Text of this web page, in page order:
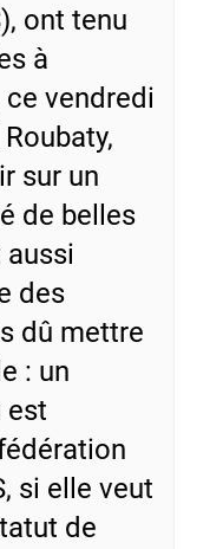
ont tenu
à
ce vendredi
sur un
de belles
des
dû mettre
: un
est
si elle veut
de